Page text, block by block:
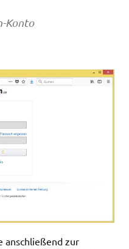
Konto
anschließend zur